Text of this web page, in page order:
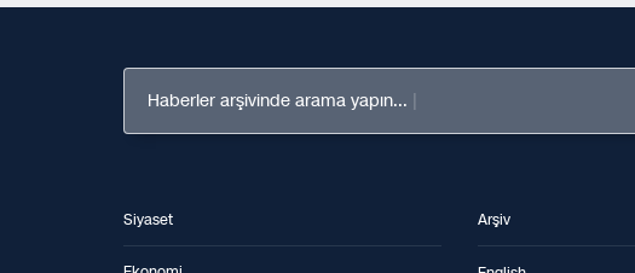
Haberler arşivinde arama yapın...
Siyaset Arşiv